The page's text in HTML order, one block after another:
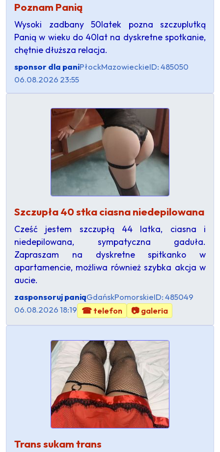
Poznam Panią
Wysoki zadbany 50latek pozna szczuplutką
Panią w wieku do 40lat na dyskretne spotkanie,
chętnie dłuższa relacja.
sponsor dla paniPłockMazowieckieID: 485050
06.08.2026 23:55
Szczupła 40 stka ciasna niedepilowana
Cześć jestem szczupłą 44 latka, ciasna i
niedepilowana, sympatyczna gaduła.
Zapraszam na dyskretne spitkanko w
apartamencie, możliwa również szybka akcja w
aucie.
zasponsoruj paniąGdańskPomorskieID: 485049
06.08.2026 18:19 ☎ telefon 📷 galeria
Trans sukam trans